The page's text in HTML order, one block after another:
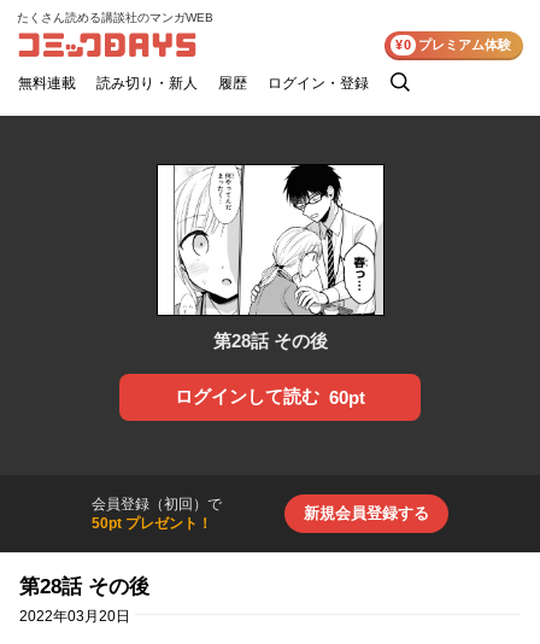
コミックDAYS
たくさん読める講談社のマンガWEB
無料連載 読み切り・新人 履歴 ログイン・登録
検
¥0 プレミアム体験
第28話 その後
ログインして読む 60pt
会員登録（初回）で
50pt プレゼント！
新規会員登録する
第28話 その後
2022年03月20日